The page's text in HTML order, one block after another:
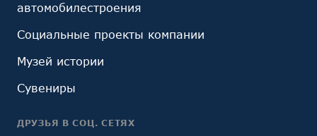
автомобилестроения
Социальные проекты компании
Музей истории
Сувениры
ДРУЗЬЯ В СОЦ. СЕТЯХ